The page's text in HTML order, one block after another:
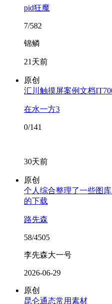
pid狂魔
7/582
锦鳞
21天前
原创
汇川触摸屏案例文档
在水一方3
0/141
30天前
原创
个人综合整理了一些图
的下载
路先森
58/4505
李先森大一号
2026-06-29
原创
昆仑通态常用素材